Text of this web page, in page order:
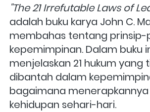
"The 21 Irrefutable Laws of
adalah buku karya John C.
membahas tentang prinsip-
kepemimpinan. Dalam buku
menjelaskan 21 hukum yang
dibantah dalam
bagaimana
kehidupan sehari-hari.